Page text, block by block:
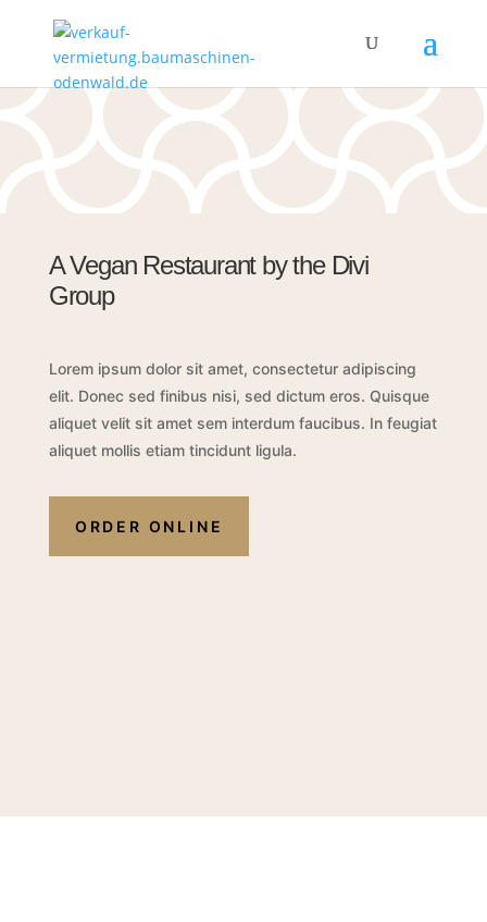
A Vegan Restaurant by the Divi
Group
Lorem ipsum dolor sit amet, consectetur adipiscing
elit. Donec sed finibus nisi, sed dictum eros. Quisque
aliquet velit sit amet sem interdum faucibus. In feugiat
aliquet mollis etiam tincidunt ligula.
ORDER ONLINE